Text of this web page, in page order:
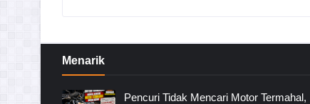
Menarik
Pencuri Tidak Mencari Motor Termahal,